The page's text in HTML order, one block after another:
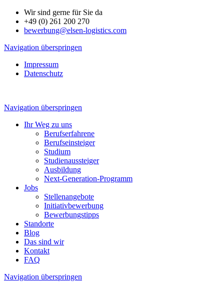
Wir sind gerne für Sie da
+49 (0) 261 200 270
bewerbung@elsen-logistics.com
Navigation überspringen
Impressum
Datenschutz
Navigation überspringen
Ihr Weg zu uns
Berufserfahrene
Berufseinsteiger
Studium
Studienaussteiger
Ausbildung
Next-Generation-Programm
Jobs
Stellenangebote
Initiativbewerbung
Bewerbungstipps
Standorte
Blog
Das sind wir
Kontakt
FAQ
Navigation überspringen